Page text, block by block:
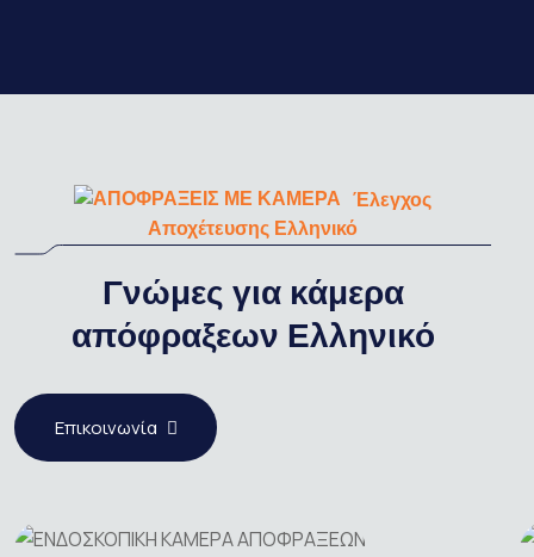
Έλεγχος
Αποχέτευσης Ελληνικό
Γνώμες για κάμερα
απόφραξεων Ελληνικό
Επικοινωνία